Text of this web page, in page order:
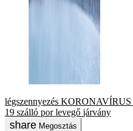
légszennyezés KORONAVÍRUS
19 szálló por levegő járvány
Megosztás